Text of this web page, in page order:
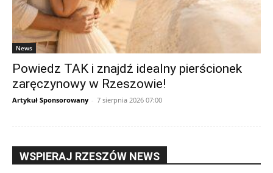
News
Powiedz TAK i znajdź idealny pierścionek
zaręczynowy w Rzeszowie!
Artykuł Sponsorowany - 7 sierpnia 2026 07:00
WSPIERAJ RZESZÓW NEWS